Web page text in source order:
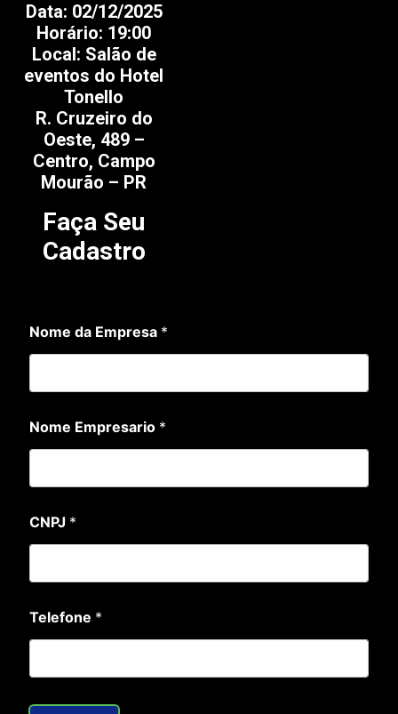
Data: 02/12/2025
Horário: 19:00
Local: Salão de
eventos do Hotel
Tonello
R. Cruzeiro do
Oeste, 489 –
Centro, Campo
Mourão – PR
Faça Seu
Cadastro
Nome da Empresa *
o
m
*
Nome Empresario *
CNPJ *
Telefone *